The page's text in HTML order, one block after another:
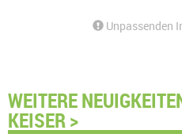
Unpassenden
WEITERE
KEISER >